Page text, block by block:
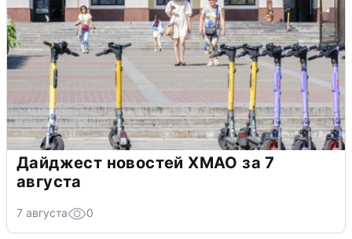
Дайджест новостей ХМАО за 7
августа
7 августа 0